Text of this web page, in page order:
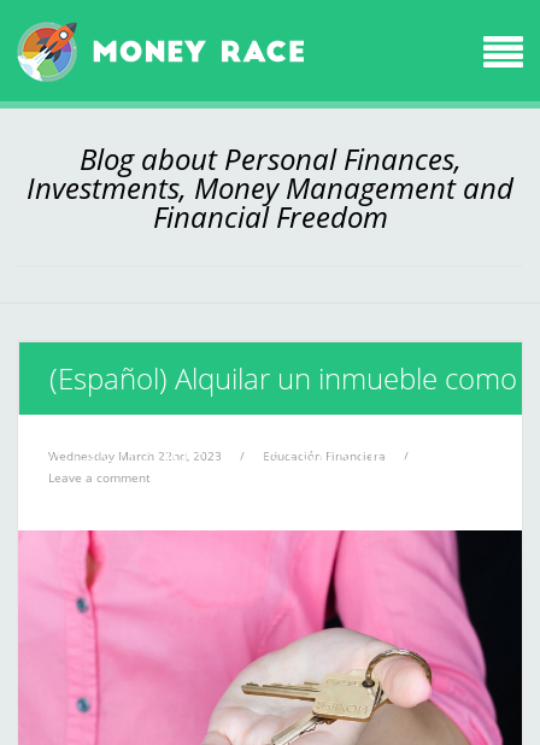
Blog about Personal Finances,
Investments, Money Management and
Financial Freedom
(Español) Alquilar un inmueble como
inversión ¿qué tan recomendable es?
Wednesday March 22nd, 2023 / Educación Financiera
/
Leave a comment